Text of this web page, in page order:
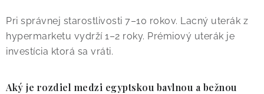
Pri správnej starostlivosti 7–10 rokov. Lacný uterák z
hypermarketu vydrží 1–2 roky. Prémiový uterák je
investícia ktorá sa vráti.
Aký je rozdiel medzi egyptskou bavlnou a bežnou